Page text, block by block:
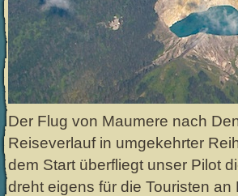
Der Flug von Maumere nach
Reiseverlauf in umgekehrter
dem Start überfliegt unser Pilot
dreht eigens für die Touristen